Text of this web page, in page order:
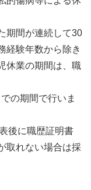
期間が連続して30
経験年数から除き
休業の期間は、職
の期間で行いま
後に職歴証明書
取れない場合は採